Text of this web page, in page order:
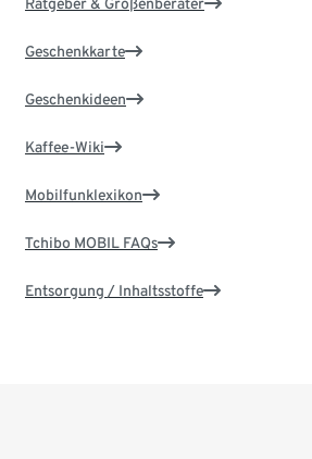
Geschenkkarte
Geschenkideen
Kaffee-Wiki
Mobilfunklexikon
Tchibo MOBIL FAQs
Entsorgung / Inhaltsstoffe